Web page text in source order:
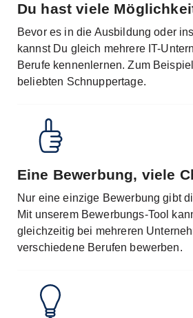
Du hast viele
Bevor es in die Ausbildung oder
kannst Du gleich mehrere IT-
Berufe kennenlernen. Zum
beliebten Schnuppertage.
Eine Bewerbung, viele
Nur eine einzige Bewerbung gibt
Mit unserem Bewerbungs-Tool
gleichzeitig bei mehreren
verschiedene Berufen bewerben.